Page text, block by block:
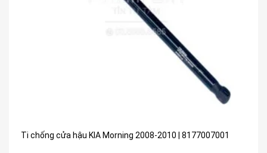
Ti chống cửa hậu KIA Morning 2008-2010 | 8177007001